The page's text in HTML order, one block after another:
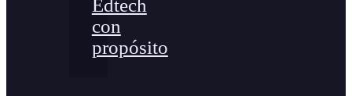
Edtech
con
propósito